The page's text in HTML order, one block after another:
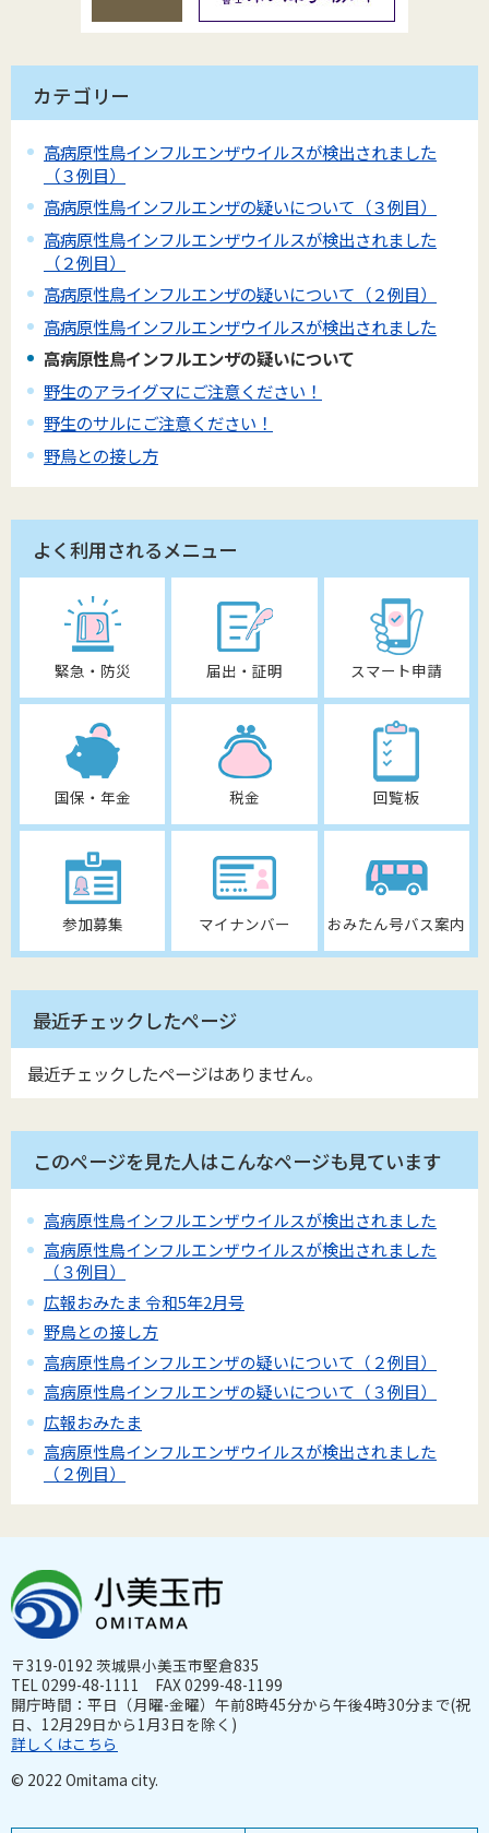
カテゴリー
高病原性鳥インフルエンザウイルスが検出されました
（３例目）
高病原性鳥インフルエンザの疑いについて（３例目）
高病原性鳥インフルエンザウイルスが検出されました
（２例目）
高病原性鳥インフルエンザの疑いについて（２例目）
高病原性鳥インフルエンザウイルスが検出されました
高病原性鳥インフルエンザの疑いについて
野生のアライグマにご注意ください！
野生のサルにご注意ください！
野鳥との接し方
よく利用されるメニュー
緊急・防災 届出・証明 スマート申請
国保・年金 税金 回覧板
参加募集 マイナンバー おみたん号バス案内
最近チェックしたページ
最近チェックしたページはありません。
このページを見た人はこんなページも見ています
高病原性鳥インフルエンザウイルスが検出されました
高病原性鳥インフルエンザウイルスが検出されました
（３例目）
広報おみたま 令和5年2月号
野鳥との接し方
高病原性鳥インフルエンザの疑いについて（２例目）
高病原性鳥インフルエンザの疑いについて（３例目）
広報おみたま
高病原性鳥インフルエンザウイルスが検出されました
（２例目）
〒319-0192 茨城県小美玉市堅倉835
TEL 0299-48-1111 FAX 0299-48-1199
開庁時間：平日（月曜-金曜）午前8時45分から午後4時30分まで(祝
日、12月29日から1月3日を除く)
詳しくはこちら
© 2022 Omitama city.